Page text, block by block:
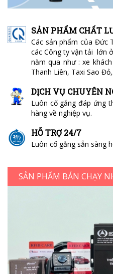
SẢN PHẨM CHẤT
Các sản phẩm của Đức
các Công ty vận tải lớn
năm qua như : xe
Thanh Liên, Taxi Sao
DỊCH VỤ CHUYÊN
Luôn cố gắng đáp ứng
hàng về nghiệp vụ.
HỖ TRỢ 24/7
Luôn cố gắng sẵn sàng
SẢN PHẨM BÁN CHẠY